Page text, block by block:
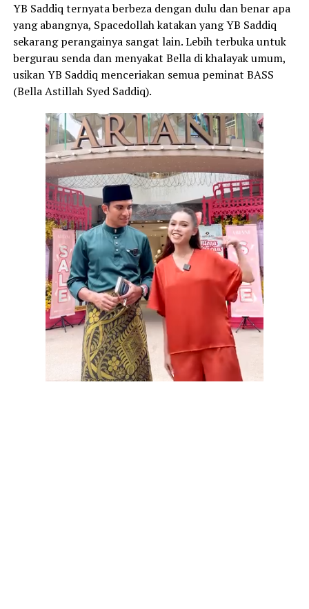
YB Saddiq ternyata berbeza dengan dulu dan benar apa
yang abangnya, Spacedollah katakan yang YB Saddiq
sekarang perangainya sangat lain. Lebih terbuka untuk
bergurau senda dan menyakat Bella di khalayak umum,
usikan YB Saddiq menceriakan semua peminat BASS
(Bella Astillah Syed Saddiq).